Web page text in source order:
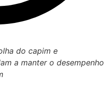
do capim e
a manter o desempenho